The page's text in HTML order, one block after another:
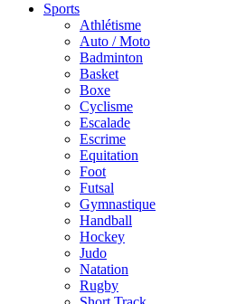
Sports
Athlétisme
Auto / Moto
Badminton
Basket
Boxe
Cyclisme
Escalade
Escrime
Equitation
Foot
Futsal
Gymnastique
Handball
Hockey
Judo
Natation
Rugby